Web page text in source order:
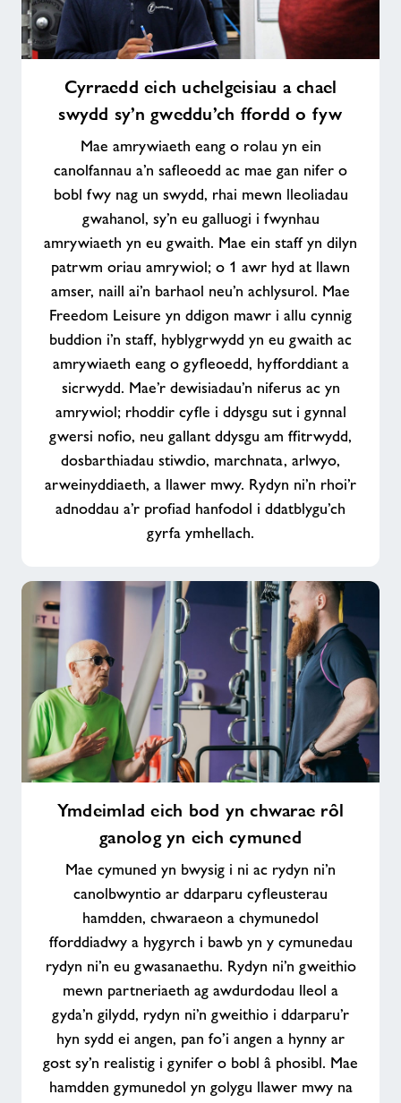
uchelgeisiau
swydd
gweddu’ch
ffordd
Cyrraedd eich uchelgeisiau a chael
swydd sy’n gweddu’ch ffordd o fyw
Mae amrywiaeth eang o rolau yn ein
canolfannau a’n safleoedd ac mae gan nifer o
bobl fwy nag un swydd, rhai mewn lleoliadau
gwahanol, sy’n eu galluogi i fwynhau
amrywiaeth yn eu gwaith. Mae ein staff yn dilyn
patrwm oriau amrywiol; o 1 awr hyd at llawn
amser, naill ai’n barhaol neu’n achlysurol. Mae
Freedom Leisure yn ddigon mawr i allu cynnig
buddion i’n staff, hyblygrwydd yn eu gwaith ac
amrywiaeth eang o gyfleoedd, hyfforddiant a
sicrwydd. Mae’r dewisiadau’n niferus ac yn
amrywiol; rhoddir cyfle i ddysgu sut i gynnal
gwersi nofio, neu gallant ddysgu am ffitrwydd,
dosbarthiadau stiwdio, marchnata, arlwyo,
arweinyddiaeth, a llawer mwy. Rydyn ni’n rhoi’r
adnoddau a’r profiad hanfodol i ddatblygu’ch
gyrfa ymhellach.
chwarae
cymuned
Ymdeimlad eich bod yn chwarae rôl
ganolog yn eich cymuned
Mae cymuned yn bwysig i ni ac rydyn ni’n
canolbwyntio ar ddarparu cyfleusterau
hamdden, chwaraeon a chymunedol
fforddiadwy a hygyrch i bawb yn y cymunedau
rydyn ni’n eu gwasanaethu. Rydyn ni’n gweithio
mewn partneriaeth ag awdurdodau lleol a
gyda’n gilydd, rydyn ni’n gweithio i ddarparu’r
hyn sydd ei angen, pan fo’i angen a hynny ar
gost sy’n realistig i gynifer o bobl â phosibl. Mae
hamdden gymunedol yn golygu llawer mwy na